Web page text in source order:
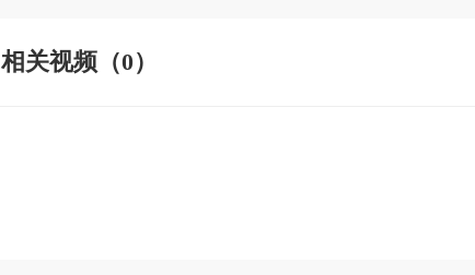
相关视频（0）